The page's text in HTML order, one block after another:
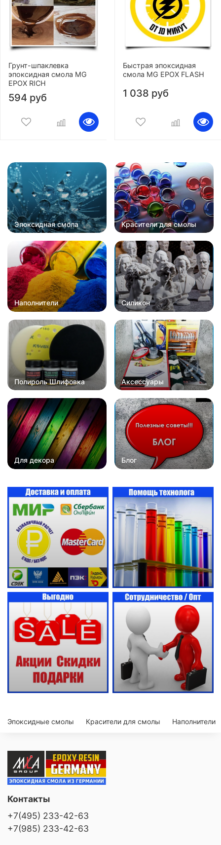
Грунт-шпаклевка
эпоксидная смола MG
EPOX RICH
594 руб
Быстрая эпоксидная
смола MG EPOX FLASH
1 038 руб
Эпоксидная смола Красители для смолы
Наполнители Силикон
Полироль Шлифовка Аксессуары
Для декора Блог
Эпоксидные смолы Красители для смолы Наполнители
Контакты
+7(495) 233-42-63
+7(985) 233-42-63